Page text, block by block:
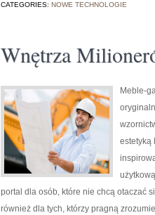
CATEGORIES: NOWE TECHNOLOGIE
Wnętrza
Meble-
estetyką
portal dla osób, które nie chcą otaczać
również dla tych, którzy pragną